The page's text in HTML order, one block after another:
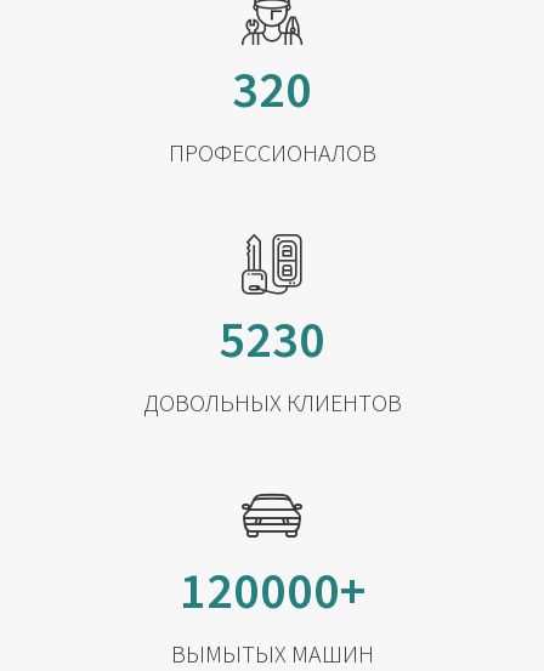
320
ПРОФЕССИОНАЛОВ
5230
ДОВОЛЬНЫХ КЛИЕНТОВ
120000+
ВЫМЫТЫХ МАШИН